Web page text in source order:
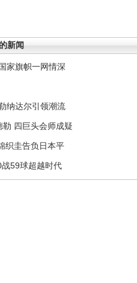
新闻
家旗帜一网情深
纳达尔引领潮流
四巨头会师成疑
织圭告负日本平
59球超越时代